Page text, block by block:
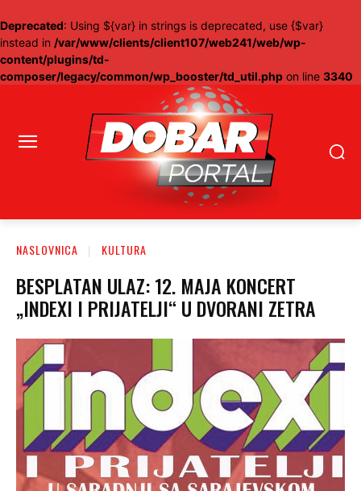
Deprecated: Using ${var} in strings is deprecated, use {$var}
instead in /var/www/clients/client107/web241/web/wp-
content/plugins/td-
composer/legacy/common/wp_booster/td_util.php on line 3340
NASLOVNICA KULTURA
BESPLATAN ULAZ: 12. MAJA KONCERT
„INDEXI I PRIJATELJI“ U DVORANI ZETRA